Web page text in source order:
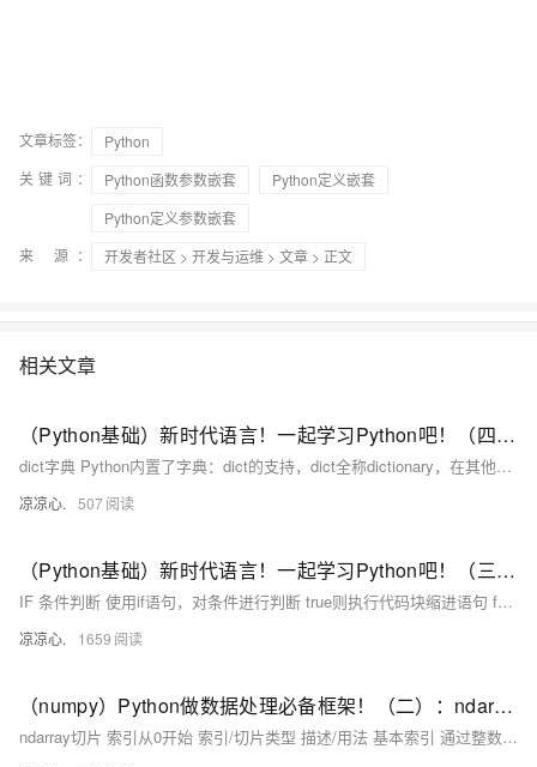
文章标签：
Python
关键词：
Python函数参数嵌套
Python定义嵌套
Python定义参数嵌套
来 源：
开发者社区 > 开发与运维 > 文章 > 正文
相关文章
（Python基础）新时代语言！一起学习Python吧！（四）：dict字典和set类型；切片类型、列表生成式；map和reduce迭代器；filter过滤函数、sorted排序函数；lambda函数
dict字典 Python内置了字典：dict的支持，dict全称dictionary，在其他语言中也称为map，使用键-值（key-value）存储，具有极快的查找速度。 我们可以通过声明JS对象一样的方式声明dict
凉凉心. 507
（Python基础）新时代语言！一起学习Python吧！（三）：IF条件判断和match匹配；Python中的循环：for...in、while循环；循环操作关键字；Python函数使用方法
IF 条件判断 使用if语句，对条件进行判断 true则执行代码块缩进语句 false则不执行代码块缩进语句，如果有else 或 elif 则进入相应的规则中执行
凉凉心. 1659
（numpy）Python做数据处理必备框架！（二）：ndarray切片的使用与运算；常见的ndarray函数：平方根、正余弦、自然对数、指数、幂等运算；统计函数：方差、均值、极差；比较函数...
ndarray切片 索引从0开始 索引/切片类型 描述/用法 基本索引 通过整数索引直接访问元素。 行/列切片 使用冒号：切片语法选择行或列的子集 连续切片 从起始索引到结束索引按步长切片 使用slice函数 通过slice(start,stop,strp)定义切片规则 布尔索引 通过布尔条件筛选满足条件的元素。支持逻辑运算符 &、|。